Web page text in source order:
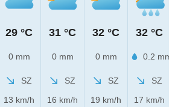
29 °C
0 mm
SZ
13 km/h
31 °C
0 mm
SZ
16 km/h
32 °C
0 mm
SZ
19 km/h
32 °C
0.2 mm
SZ
17 km/h